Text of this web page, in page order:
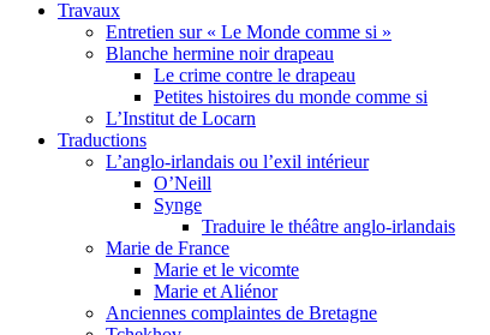
Travaux
Entretien sur « Le Monde comme si »
Blanche hermine noir drapeau
Le crime contre le drapeau
Petites histoires du monde comme si
L’Institut de Locarn
Traductions
L’anglo-irlandais ou l’exil intérieur
O’Neill
Synge
Traduire le théâtre anglo-irlandais
Marie de France
Marie et le vicomte
Marie et Aliénor
Anciennes complaintes de Bretagne